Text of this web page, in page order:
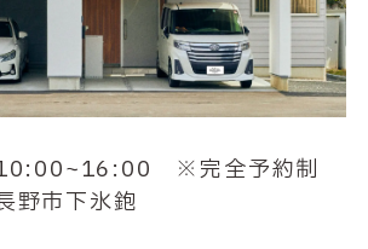
10:00~16:00 ※完全予約制
野市下氷鉋